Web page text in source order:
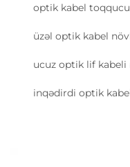
optik kabel
üzəl optik kabel
ucuz optik lif kabeli
inqədirdi optik